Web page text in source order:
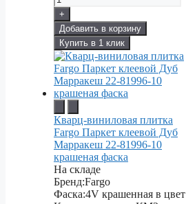
+
Добавить в корзину
Купить в 1 клик
Кварц-виниловая плитка
Fargo Паркет клеевой Дуб
Марракеш 22-81996-10
крашеная фаска
На складе
Бренд:Fargo
Фаска:4V крашенная в цвет